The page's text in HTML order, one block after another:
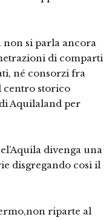
non si parla ancora
di comparti
né consorzi fra
centro storico
Aquilaland per
divenga una
disgregando così il
riparte al